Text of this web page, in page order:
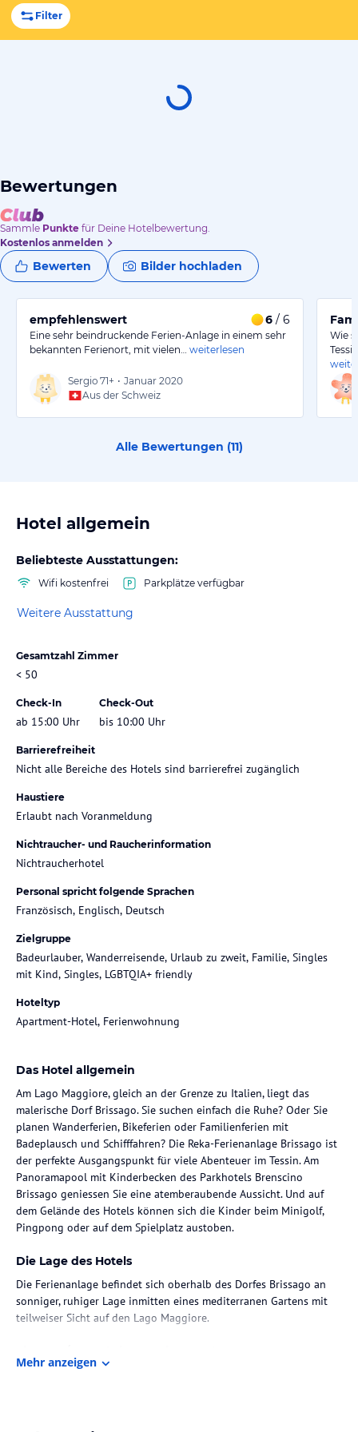
Filter
Bewertungen
Sammle Punkte für Deine Hotelbewertung.
Kostenlos anmelden
Bewerten Bilder hochladen
empfehlenswert 6 / 6
Eine sehr beindruckende Ferien-Anlage in einem sehr
bekannten Ferienort, mit vielen…
weiterlesen
Sergio 71+ • Januar 2020
Aus der Schweiz
Wie
Alle Bewertungen (11)
Hotel allgemein
Beliebteste Ausstattungen:
Wifi kostenfrei Parkplätze verfügbar
Weitere Ausstattung
Gesamtzahl Zimmer
< 50
Check-In
ab 15:00 Uhr
Check-Out
bis 10:00 Uhr
Barrierefreiheit
Nicht alle Bereiche des Hotels sind barrierefrei zugänglich
Haustiere
Erlaubt nach Voranmeldung
Nichtraucher- und Raucherinformation
Nichtraucherhotel
Personal spricht folgende Sprachen
Französisch, Englisch, Deutsch
Zielgruppe
Badeurlauber, Wanderreisende, Urlaub zu zweit, Familie, Singles
mit Kind, Singles, LGBTQIA+ friendly
Hoteltyp
Apartment-Hotel, Ferienwohnung
Das Hotel allgemein
Am Lago Maggiore, gleich an der Grenze zu Italien, liegt das
malerische Dorf Brissago. Sie suchen einfach die Ruhe? Oder Sie
planen Wanderferien, Bikeferien oder Familienferien mit
Badeplausch und Schifffahren? Die Reka-Ferienanlage Brissago ist
der perfekte Ausgangspunkt für viele Abenteuer im Tessin. Am
Panoramapool mit Kinderbecken des Parkhotels Brenscino
Brissago geniessen Sie eine atemberaubende Aussicht. Und auf
dem Gelände des Hotels können sich die Kinder beim Minigolf,
Pingpong oder auf dem Spielplatz austoben.
Die Lage des Hotels
Die Ferienanlage befindet sich oberhalb des Dorfes Brissago an
sonniger, ruhiger Lage inmitten eines mediterranen Gartens mit
teilweiser Sicht auf den Lago Maggiore.
Mehr anzeigen